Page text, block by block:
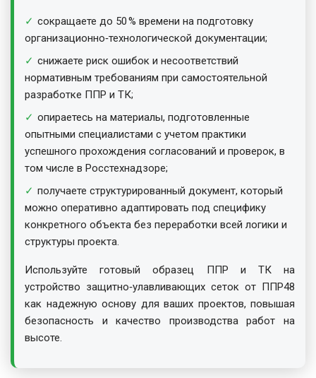
сокращаете до 50 % времени на подготовку
организационно‑технологической документации;
снижаете риск ошибок и несоответствий
нормативным требованиям при самостоятельной
разработке ППР и ТК;
опираетесь на материалы, подготовленные
опытными специалистами с учетом практики
успешного прохождения согласований и проверок, в
том числе в Росстехнадзоре;
получаете структурированный документ, который
можно оперативно адаптировать под специфику
конкретного объекта без переработки всей логики и
структуры проекта.
Используйте готовый образец ППР и ТК на
устройство защитно‑улавливающих сеток от ППР48
как надежную основу для ваших проектов, повышая
безопасность и качество производства работ на
высоте.